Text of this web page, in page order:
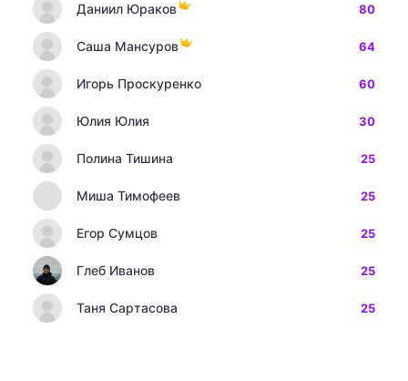
Даниил Юраков 80
Саша Мансуров 64
Игорь Проскуренко 60
Юлия Юлия 30
Полина Тишина 25
Миша Тимофеев 25
Егор Сумцов 25
Глеб Иванов 25
Таня Сартасова 25